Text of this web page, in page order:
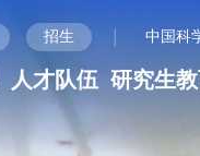
招生 | 中国科
人才队伍 研究生